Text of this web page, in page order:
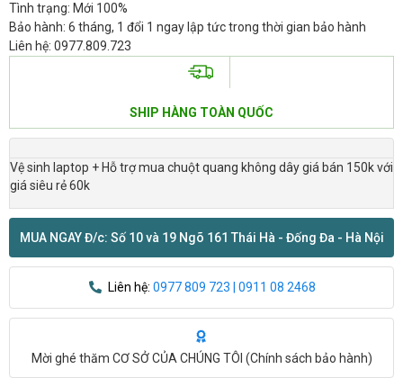
Tình trạng: Mới 100%
Bảo hành: 6 tháng, 1 đổi 1 ngay lập tức trong thời gian bảo hành
Liên hệ: 0977.809.723
SHIP HÀNG TOÀN QUỐC
Vệ sinh laptop + Hỗ trợ mua chuột quang không dây giá bán 150k với
giá siêu rẻ 60k
MUA NGAY Đ/c: Số 10 và 19 Ngõ 161 Thái Hà - Đống Đa - Hà Nội
Liên hệ: 0977 809 723 | 0911 08 2468
Mời ghé thăm CƠ SỞ CỦA CHÚNG TÔI (Chính sách bảo hành)